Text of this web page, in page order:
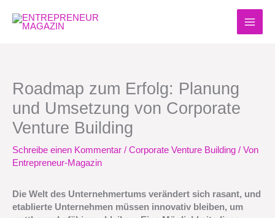
Inhalt
springen
Roadmap zum Erfolg: Planung
und Umsetzung von Corporate
Venture Building
Schreibe einen Kommentar / Corporate Venture Building / Von
Entrepreneur-Magazin
Die Welt des Unternehmertums verändert sich rasant, und
etablierte Unternehmen müssen innovativ bleiben, um